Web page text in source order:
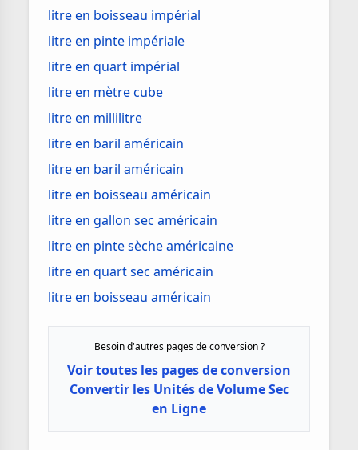
litre en boisseau impérial
litre en pinte impériale
litre en quart impérial
litre en mètre cube
litre en millilitre
litre en baril américain
litre en baril américain
litre en boisseau américain
litre en gallon sec américain
litre en pinte sèche américaine
litre en quart sec américain
litre en boisseau américain
Besoin d'autres pages de conversion ?
Voir toutes les pages de conversion
Convertir les Unités de Volume Sec
en Ligne